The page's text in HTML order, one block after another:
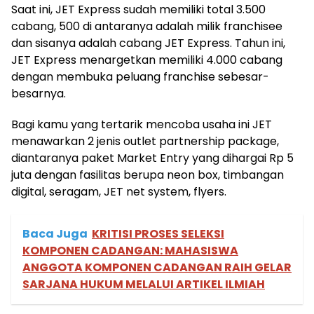
Saat ini, JET Express sudah memiliki total 3.500
cabang, 500 di antaranya adalah milik franchisee
dan sisanya adalah cabang JET Express. Tahun ini,
JET Express menargetkan memiliki 4.000 cabang
dengan membuka peluang franchise sebesar-
besarnya.
Bagi kamu yang tertarik mencoba usaha ini JET
menawarkan 2 jenis outlet partnership package,
diantaranya paket Market Entry yang dihargai Rp 5
juta dengan fasilitas berupa neon box, timbangan
digital, seragam, JET net system, flyers.
Baca Juga KRITISI PROSES SELEKSI
KOMPONEN CADANGAN: MAHASISWA
ANGGOTA KOMPONEN CADANGAN RAIH GELAR
SARJANA HUKUM MELALUI ARTIKEL ILMIAH